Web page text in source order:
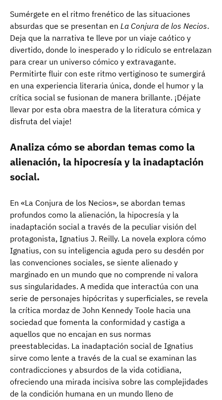
Sumérgete en el ritmo frenético de las situaciones
absurdas que se presentan en La Conjura de los Necios.
Deja que la narrativa te lleve por un viaje caótico y
divertido, donde lo inesperado y lo ridículo se entrelazan
para crear un universo cómico y extravagante.
Permitirte fluir con este ritmo vertiginoso te sumergirá
en una experiencia literaria única, donde el humor y la
crítica social se fusionan de manera brillante. ¡Déjate
llevar por esta obra maestra de la literatura cómica y
disfruta del viaje!
Analiza cómo se abordan temas como la
alienación, la hipocresía y la inadaptación
social.
En «La Conjura de los Necios», se abordan temas
profundos como la alienación, la hipocresía y la
inadaptación social a través de la peculiar visión del
protagonista, Ignatius J. Reilly. La novela explora cómo
Ignatius, con su inteligencia aguda pero su desdén por
las convenciones sociales, se siente alienado y
marginado en un mundo que no comprende ni valora
sus singularidades. A medida que interactúa con una
serie de personajes hipócritas y superficiales, se revela
la crítica mordaz de John Kennedy Toole hacia una
sociedad que fomenta la conformidad y castiga a
aquellos que no encajan en sus normas
preestablecidas. La inadaptación social de Ignatius
sirve como lente a través de la cual se examinan las
contradicciones y absurdos de la vida cotidiana,
ofreciendo una mirada incisiva sobre las complejidades
de la condición humana en un mundo lleno de